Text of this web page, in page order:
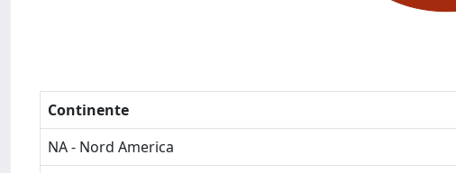
Continente
NA - Nord America